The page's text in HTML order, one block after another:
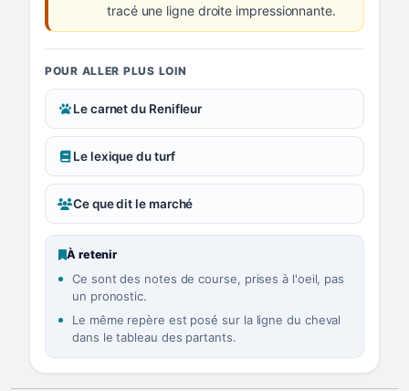
tracé une ligne droite impressionnante.
POUR ALLER PLUS LOIN
Le carnet du Renifleur
Le lexique du turf
Ce que dit le marché
À retenir
Ce sont des notes de course, prises à l'oeil, pas
un pronostic.
Le même repère est posé sur la ligne du cheval
dans le tableau des partants.